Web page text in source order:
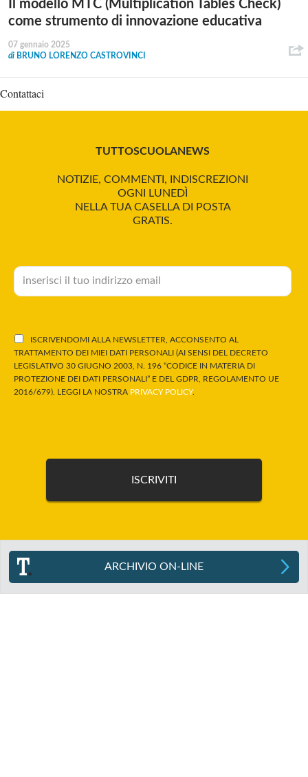
Il modello MTC (Multiplication Tables Check)
come strumento di innovazione educativa
07 gennaio 2025
di BRUNO LORENZO CASTROVINCI
Contattaci
TUTTOSCUOLANEWS
NOTIZIE, COMMENTI, INDISCREZIONI
OGNI LUNEDÌ
NELLA TUA CASELLA DI POSTA
GRATIS.
ISCRIVENDOMI ALLA NEWSLETTER, ACCONSENTO AL
TRATTAMENTO DEI MIEI DATI PERSONALI (AI SENSI DEL DECRETO
LEGISLATIVO 30 GIUGNO 2003, N. 196 “CODICE IN MATERIA DI
PROTEZIONE DEI DATI PERSONALI” E DEL GDPR, REGOLAMENTO UE
2016/679). LEGGI LA NOSTRA PRIVACY POLICY.
ARCHIVIO ON-LINE